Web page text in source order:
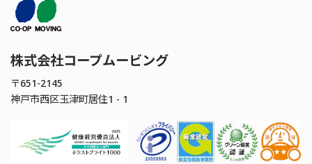
株式会社コープムービング
〒651-2145
神戸市西区玉津町居住1 - 1